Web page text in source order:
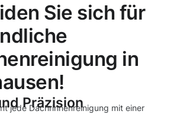
Sie sich für
in
Präzision
jede Dachrinnenreinigung mit einer